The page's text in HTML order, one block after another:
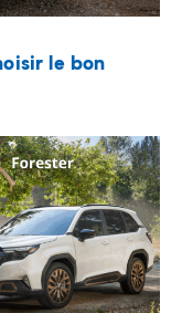
le bon